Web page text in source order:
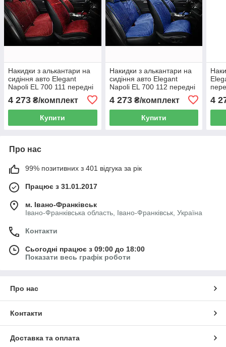
Накидки з алькантари на
сидіння авто Elegant
Napoli EL 700 111 передні
4 273 ₴/комплект
Купити
Накидки з алькантари на
сидіння авто Elegant
Napoli EL 700 112 передні
та задні синього кольору
4 273₴/комплект
Купити
4
Про нас
99% позитивних з 401 відгука за рік
Працює з 31.01.2017
м. Івано-Франківськ
Івано-Франківська область, Івано-Франківськ, Україна
Контакти
Сьогодні працює з 09:00 до 18:00
Показати весь графік роботи
Про нас
Контакти
Доставка та оплата